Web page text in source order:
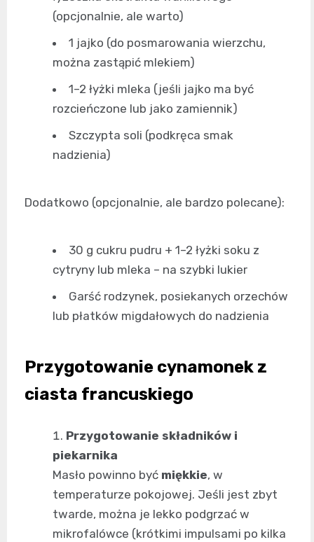
(opcjonalnie, ale warto)
1 jajko (do posmarowania wierzchu,
można zastąpić mlekiem)
1–2 łyżki mleka (jeśli jajko ma być
rozcieńczone lub jako zamiennik)
Szczypta soli (podkręca smak
nadzienia)
Dodatkowo (opcjonalnie, ale bardzo polecane):
30 g cukru pudru + 1–2 łyżki soku z
cytryny lub mleka – na szybki lukier
Garść rodzynek, posiekanych orzechów
lub płatków migdałowych do nadzienia
Przygotowanie cynamonek z
ciasta francuskiego
Przygotowanie składników i
piekarnika
Masło powinno być miękkie, w
temperaturze pokojowej. Jeśli jest zbyt
twarde, można je lekko podgrzać w
mikrofalówce (krótkimi impulsami po kilka